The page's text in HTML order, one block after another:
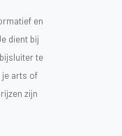
en
dient bij
te
je arts of
zijn